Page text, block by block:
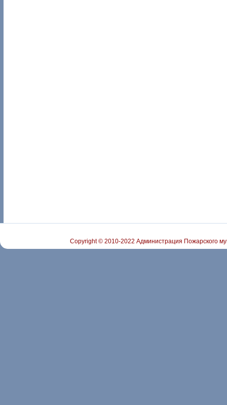
Copyright © 2010-2022 Администрация Пожарского